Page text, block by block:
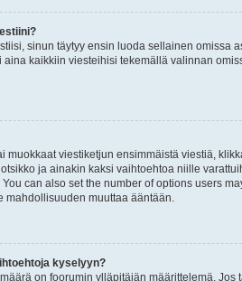
sinun täytyy ensin luoda sellainen omissa
kaikkiin viesteihisi tekemällä valinnan
muokkaat viestiketjun ensimmäistä viestiä,
ja ainakin kaksi vaihtoehtoa niille
can also set the number of options users
mahdollisuuden muuttaa ääntään.
kyselyyn?
on foorumin ylläpitäjän määrittelemä.